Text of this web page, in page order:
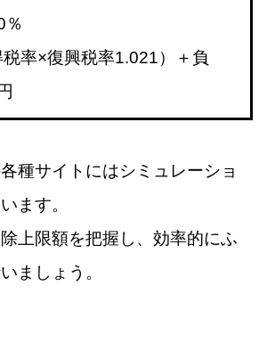
％
率×復興税率1.021）＋負
種サイトにはシミュレーショ
ます。
上限額を把握し、効率的にふ
ましょう。